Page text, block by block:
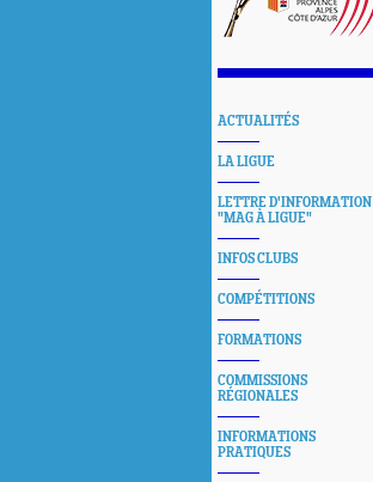
ACTUALITÉS
LA LIGUE
LETTRE D'INFORMATION
"MAG À LIGUE"
INFOS CLUBS
COMPÉTITIONS
FORMATIONS
COMMISSIONS
RÉGIONALES
INFORMATIONS
PRATIQUES